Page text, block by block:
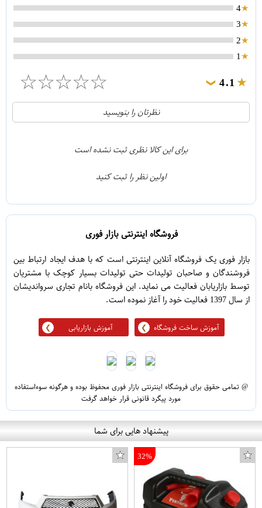
4
3
2
1
4.1
❯
☆
☆
☆
☆
☆
21
1
نظرتان را بنویسید
برای این کالا نظری ثبت نشده است
اولین نظر را ثبت کنید
فروشگاه اینترنتی بازار فوری
بازار فوری یک فروشگاه آنلاین اینترنتی است که با هدف ایجاد ارتباط بین
فروشندگان و صاحبان تولیدات حتی تولیدات بسیار کوچک با مشتریان
توسط بازاریابان فعالیت می نماید. این فروشگاه بانام تجاری سرواندیشان
از سال 1397 فعالیت خود را آغاز نموده است.
آموزش ساخت فروشگاه آموزش بازاریابی
@ تمامی حقوق برای فروشگاه اینترنتی بازار فوری محفوظ بوده و هرگونه سوءاستفاده
مورد پیگرد قانونی قرار خواهد گرفت
پیشنهاد هایی برای شما
32%